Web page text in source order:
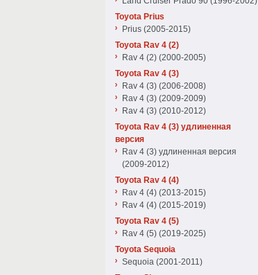
Toyota Prius
Prius (2005-2015)
Toyota Rav 4 (2)
Rav 4 (2) (2000-2005)
Toyota Rav 4 (3)
Rav 4 (3) (2006-2008)
Rav 4 (3) (2009-2009)
Rav 4 (3) (2010-2012)
Toyota Rav 4 (3) удлиненная
версия
Rav 4 (3) удлиненная версия
(2009-2012)
Toyota Rav 4 (4)
Rav 4 (4) (2013-2015)
Rav 4 (4) (2015-2019)
Toyota Rav 4 (5)
Rav 4 (5) (2019-2025)
Toyota Sequoia
Sequoia (2001-2011)